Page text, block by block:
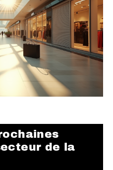
de la